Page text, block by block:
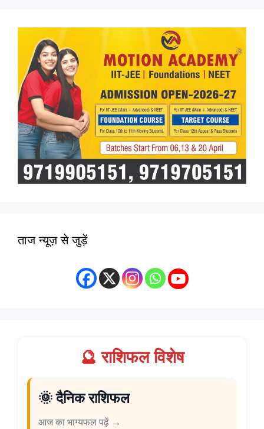
ताज न्यूज़ से जुड़ें
🔮 राशिफल विशेष
🌞 दैनिक राशिफल
आज का भाग्यफल पढ़ें →